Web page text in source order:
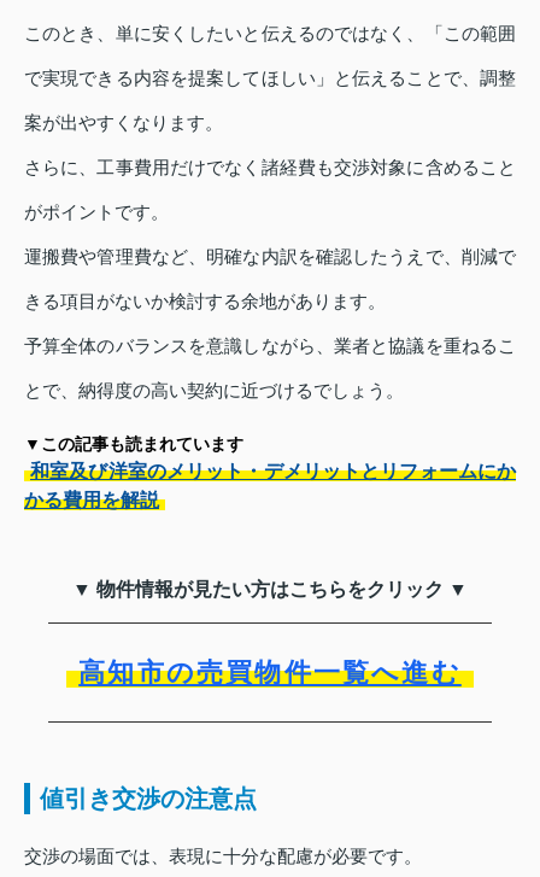
このとき、単に安くしたいと伝えるのではなく、「この範囲
で実現できる内容を提案してほしい」と伝えることで、調整
案が出やすくなります。
さらに、工事費用だけでなく諸経費も交渉対象に含めること
がポイントです。
運搬費や管理費など、明確な内訳を確認したうえで、削減で
きる項目がないか検討する余地があります。
予算全体のバランスを意識しながら、業者と協議を重ねるこ
とで、納得度の高い契約に近づけるでしょう。
▼この記事も読まれています
和室及び洋室のメリット・デメリットとリフォームにか
かる費用を解説
▼ 物件情報が見たい方はこちらをクリック ▼
高知市の売買物件一覧へ進む
値引き交渉の注意点
交渉の場面では、表現に十分な配慮が必要です。